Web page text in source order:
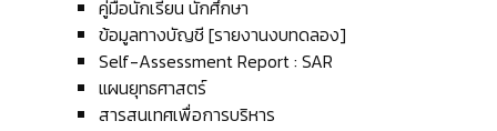
คู่มือนักเรียน นักศึกษา
ข้อมูลทางบัญชี [รายงานงบทดลอง]
Self-Assessment Report : SAR
แผนยุทธศาสตร์
สารสนเทศเพื่อการบริหาร